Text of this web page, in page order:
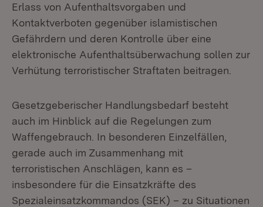
Erlass von Aufenthaltsvorgaben und
Kontaktverboten gegenüber islamistischen
Gefährdern und deren Kontrolle über eine
elektronische Aufenthaltsüberwachung sollen zur
Verhütung terroristischer Straftaten beitragen.
Gesetzgeberischer Handlungsbedarf besteht
auch im Hinblick auf die Regelungen zum
Waffengebrauch. In besonderen Einzelfällen,
gerade auch im Zusammenhang mit
terroristischen Anschlägen, kann es –
insbesondere für die Einsatzkräfte des
Spezialeinsatzkommandos (SEK) – zu Situationen